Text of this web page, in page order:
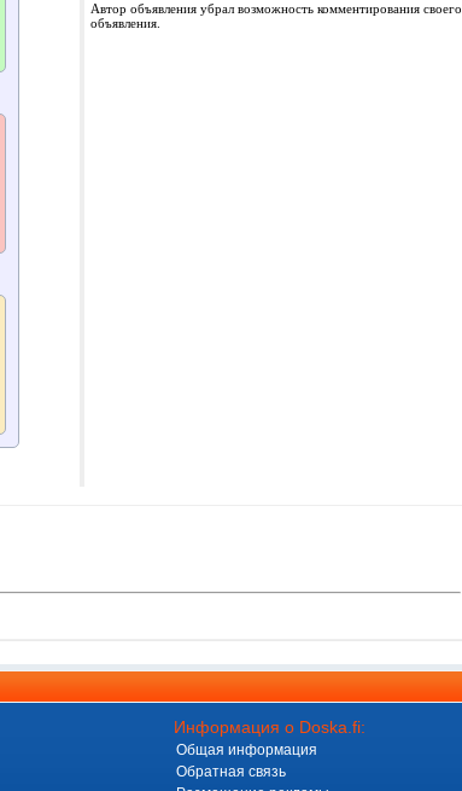
Автор объявления убрал возможность комментирования своего
объявления.
Информация о Doska.fi:
Общая информация
Обратная связь